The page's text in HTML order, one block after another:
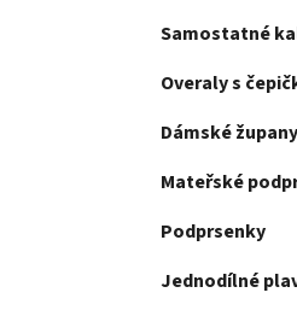
Samostatné
Overaly s
Dámské župany
Mateřské
Podprsenky
Jednodílné